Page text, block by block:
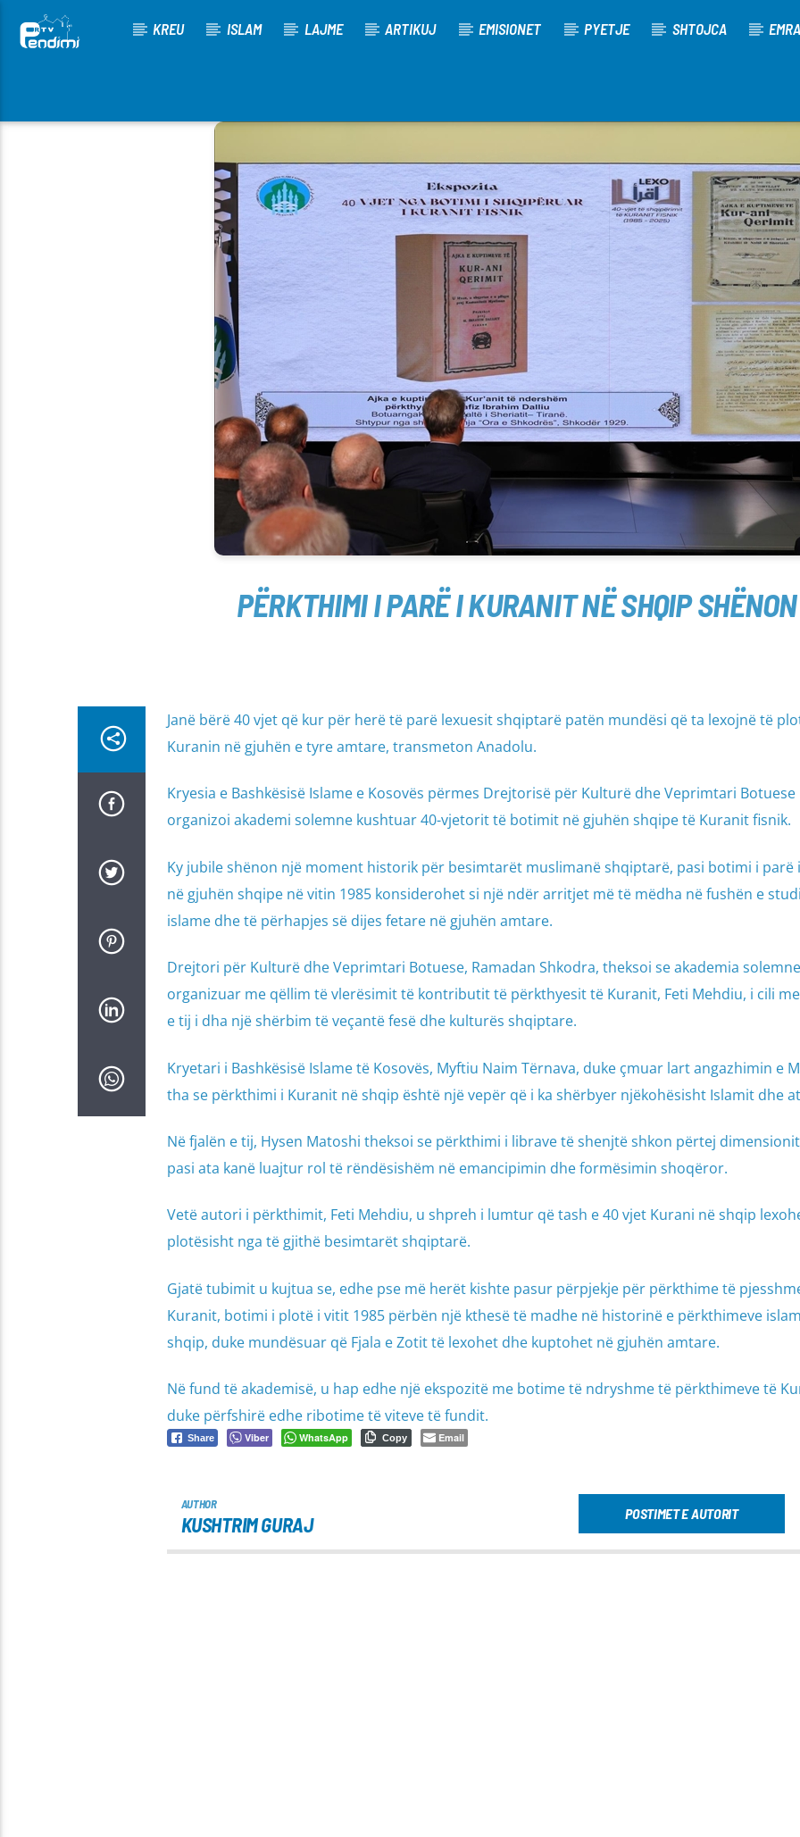
KREU ISLAM LAJME ARTIKUJ EMISIONET PYETJE SHTOJCA EMRA
[There are no radio stations in the database]
PËRKTHIMI I PARË I KURANIT NË SHQIP
Janë bërë 40 vjet që kur për herë të parë lexuesit shqiptarë patën mundësi që ta lexojnë të
Kuranin në gjuhën e tyre amtare, transmeton Anadolu.
Kryesia e Bashkësisë Islame e Kosovës përmes Drejtorisë për Kulturë dhe Veprimtari Botuese
organizoi akademi solemne kushtuar 40-vjetorit të botimit në gjuhën shqipe të Kuranit fisnik.
Ky jubile shënon një moment historik për besimtarët muslimanë shqiptarë, pasi botimi i parë
në gjuhën shqipe në vitin 1985 konsiderohet si një ndër arritjet më të mëdha në fushën e
islame dhe të përhapjes së dijes fetare në gjuhën amtare.
Drejtori për Kulturë dhe Veprimtari Botuese, Ramadan Shkodra, theksoi se akademia
organizuar me qëllim të vlerësimit të kontributit të përkthyesit të Kuranit, Feti Mehdiu, i cili
e tij i dha një shërbim të veçantë fesë dhe kulturës shqiptare.
Kryetari i Bashkësisë Islame të Kosovës, Myftiu Naim Tërnava, duke çmuar lart angazhimin e
tha se përkthimi i Kuranit në shqip është një vepër që i ka shërbyer njëkohësisht Islamit dhe
Në fjalën e tij, Hysen Matoshi theksoi se përkthimi i librave të shenjtë shkon përtej
pasi ata kanë luajtur rol të rëndësishëm në emancipimin dhe formësimin shoqëror.
Vetë autori i përkthimit, Feti Mehdiu, u shpreh i lumtur që tash e 40 vjet Kurani në shqip
plotësisht nga të gjithë besimtarët shqiptarë.
Gjatë tubimit u kujtua se, edhe pse më herët kishte pasur përpjekje për përkthime të
Kuranit, botimi i plotë i vitit 1985 përbën një kthesë të madhe në historinë e përkthimeve
shqip, duke mundësuar që Fjala e Zotit të lexohet dhe kuptohet në gjuhën amtare.
Në fund të akademisë, u hap edhe një ekspozitë me botime të ndryshme të përkthimeve të
duke përfshirë edhe ribotime të viteve të fundit.
Share Viber WhatsApp Copy Email
AUTHOR
KUSHTRIM GURAJ POSTIMET E AUTORIT